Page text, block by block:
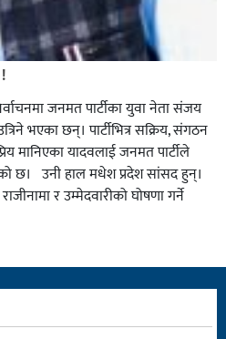
जनमत पार्टीका युवा नेता संजय
भएका छन्। पार्टीभित्र सक्रिय, संगठन
मानिएका यादवलाई जनमत पार्टीले
छ। उनी हाल मधेश प्रदेश सांसद हुन्।
र उम्मेदवारीको घोषणा गर्ने